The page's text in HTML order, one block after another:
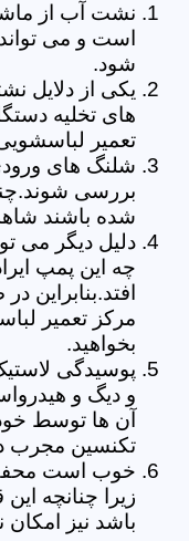
نشت آب از
است و می
شود.
یکی از دلایل
های تخلیه
تعمیر
شلنگ های
بررسی
شده باشند
دلیل دیگر می
چه این پمپ
مرکز تعمیر
بخواهید.
پوسیدگی
و دیگ و
آن ها توسط
تکنسین مجرب
خوب است
زیرا چنانچه
باشد نیز